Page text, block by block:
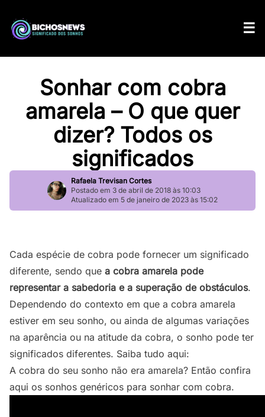
Sonhar com cobra
amarela – O que quer
dizer? Todos os
significados
Rafaela Trevisan Cortes
Postado em 3 de abril de 2018 às 10:03
Atualizado em 5 de janeiro de 2023 às 15:02
Cada espécie de cobra pode fornecer um significado
diferente, sendo que a cobra amarela pode
representar a sabedoria e a superação de obstáculos.
Dependendo do contexto em que a cobra amarela
estiver em seu sonho, ou ainda de algumas variações
na aparência ou na atitude da cobra, o sonho pode ter
significados diferentes. Saiba tudo aqui:
A cobra do seu sonho não era amarela? Então confira
aqui os sonhos genéricos para sonhar com cobra.